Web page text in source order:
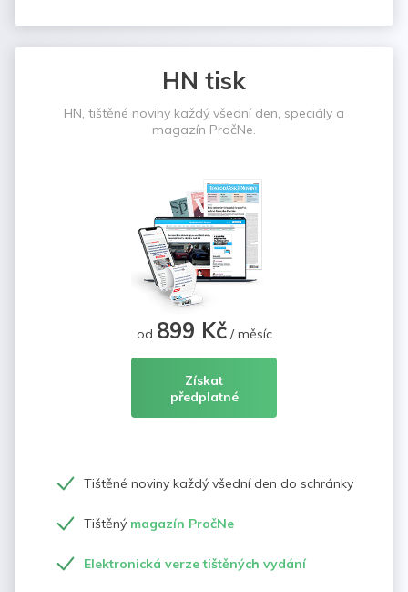
HN tisk
HN, tištěné noviny každý všední den, speciály a
magazín PročNe.
od 899 Kč/ měsíc
Získat
předplatné
Tištěné noviny každý všední den do schránky
Tištěný magazín PročNe
Elektronická verze tištěných vydání